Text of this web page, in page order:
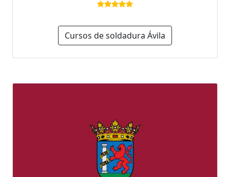
Cursos de soldadura Ávila